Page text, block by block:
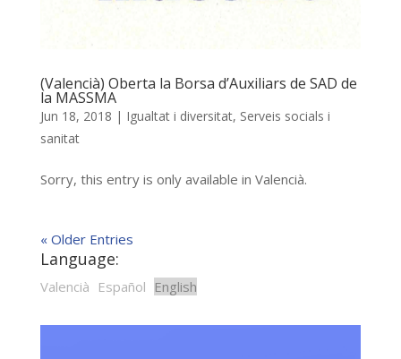
(Valencià) Oberta la Borsa d’Auxiliars de SAD de
la MASSMA
Jun 18, 2018 | Igualtat i diversitat, Serveis socials i
sanitat
Sorry, this entry is only available in Valencià.
« Older Entries
Language:
Valencià Español English